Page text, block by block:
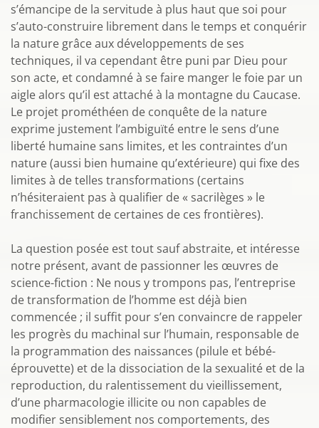
s’émancipe de la servitude à plus haut que soi pour
s’auto-construire librement dans le temps et conquérir
la nature grâce aux développements de ses
techniques, il va cependant être puni par Dieu pour
son acte, et condamné à se faire manger le foie par un
aigle alors qu’il est attaché à la montagne du Caucase.
Le projet prométhéen de conquête de la nature
exprime justement l’ambiguïté entre le sens d’une
liberté humaine sans limites, et les contraintes d’un
nature (aussi bien humaine qu’extérieure) qui fixe des
limites à de telles transformations (certains
n’hésiteraient pas à qualifier de « sacrilèges » le
franchissement de certaines de ces frontières).
La question posée est tout sauf abstraite, et intéresse
notre présent, avant de passionner les œuvres de
science-fiction : Ne nous y trompons pas, l’entreprise
de transformation de l’homme est déjà bien
commencée ; il suffit pour s’en convaincre de rappeler
les progrès du machinal sur l’humain, responsable de
la programmation des naissances (pilule et bébé-
éprouvette) et de la dissociation de la sexualité et de la
reproduction, du ralentissement du vieillissement,
d’une pharmacologie illicite ou non capables de
modifier sensiblement nos comportements, des